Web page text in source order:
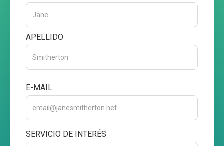
APELLIDO
E-MAIL
SERVICIO DE INTERÉS